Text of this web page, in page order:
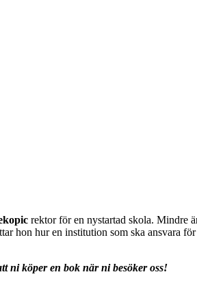
rektor för en nystartad skola. Mindre
hon hur en institution som ska ansvara
ni köper en bok när ni besöker oss!